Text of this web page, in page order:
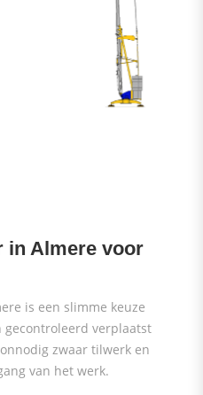
in Almere voor
is een slimme keuze
verplaatst
zwaar tilwerk en
van het werk.